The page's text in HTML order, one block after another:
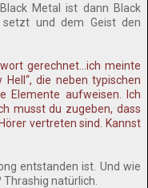
Metal ist dann Black
und dem Geist den
gerechnet…ich meinte
Hell“, die neben typischen
Elemente aufweisen. Ich
musst du zugeben, dass
vertreten sind. Kannst
entstanden ist. Und wie
natürlich.